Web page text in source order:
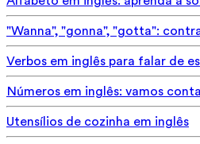
"Wanna", "gonna", "gotta":
Verbos em inglês para falar de
Números em inglês: vamos
Utensílios de cozinha em inglês